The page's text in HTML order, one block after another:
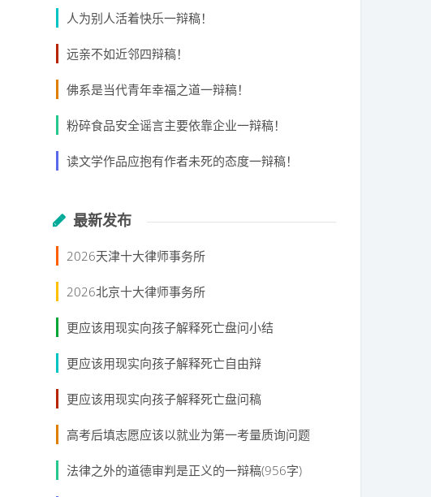
人为别人活着快乐一辩稿！
远亲不如近邻四辩稿！
佛系是当代青年幸福之道一辩稿！
粉碎食品安全谣言主要依靠企业一辩稿！
读文学作品应抱有作者未死的态度一辩稿！
最新发布
2026天津十大律师事务所
2026北京十大律师事务所
更应该用现实向孩子解释死亡盘问小结
更应该用现实向孩子解释死亡自由辩
更应该用现实向孩子解释死亡盘问稿
高考后填志愿应该以就业为第一考量质询问题
法律之外的道德审判是正义的一辩稿(956字)